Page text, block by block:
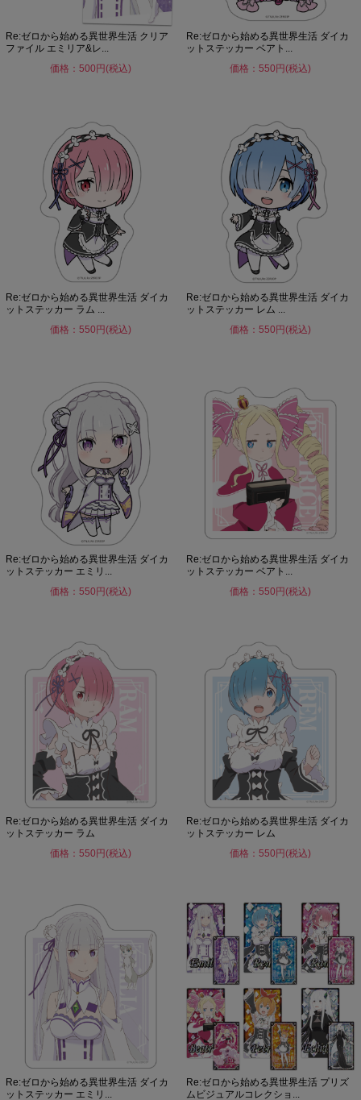
Re:ゼロから始める異世界生活 クリア
ファイル エミリア&レ...
価格：500円(税込)
Re:ゼロから始める異世界生活 ダイカ
ットステッカー ベアト...
価格：550円(税込)
Re:ゼロから始める異世界生活 ダイカ
ットステッカー ラム ...
価格：550円(税込)
Re:ゼロから始める異世界生活 ダイカ
ットステッカー レム ...
価格：550円(税込)
Re:ゼロから始める異世界生活 ダイカ
ットステッカー エミリ...
価格：550円(税込)
Re:ゼロから始める異世界生活 ダイカ
ットステッカー ベアト...
価格：550円(税込)
Re:ゼロから始める異世界生活 ダイカ
ットステッカー ラム
価格：550円(税込)
Re:ゼロから始める異世界生活 ダイカ
ットステッカー レム
価格：550円(税込)
Re:ゼロから始める異世界生活 ダイカ
ットステッカー エミリ...
Re:ゼロから始める異世界生活 プリズ
ムビジュアルコレクショ...